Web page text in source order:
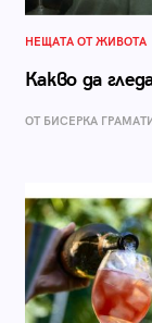
НЕЩАТА ОТ ЖИВОТА
Какво да
ОТ БИСЕРКА